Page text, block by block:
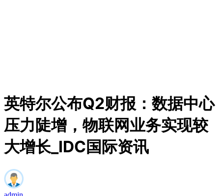
英特尔公布Q2财报：数据中心
压力陡增，物联网业务实现较
大增长_IDC国际资讯